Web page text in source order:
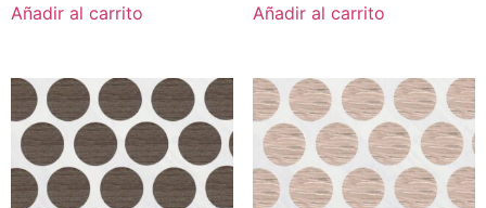
Añadir al carrito Añadir al carrito